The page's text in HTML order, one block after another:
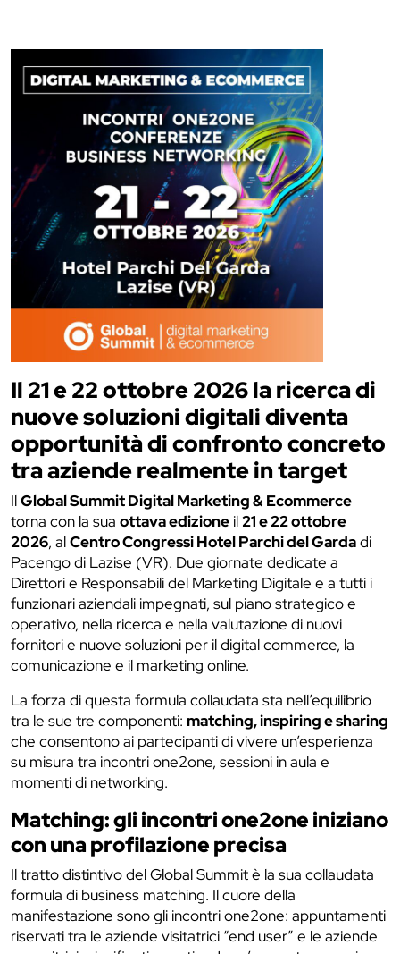
Il 21 e 22 ottobre 2026 la ricerca di
nuove soluzioni digitali diventa
opportunità di confronto concreto
tra aziende realmente in target
IlGlobal Summit Digital Marketing & Ecommerce
torna con la sua ottava edizione il21 e 22 ottobre
2026, alCentro Congressi Hotel Parchi del Gardadi
Pacengo di Lazise (VR). Due giornate dedicate a
Direttori e Responsabili del Marketing Digitale e a tutti i
funzionari aziendali impegnati, sul piano strategico e
operativo, nella ricerca e nella valutazione di nuovi
fornitori e nuove soluzioni per il digital commerce, la
comunicazione e il marketing online.
La forza di questa formula collaudata sta nell’equilibrio
tra le sue tre componenti: matching, inspiring e sharing
che consentono ai partecipanti di vivere un’esperienza
su misura tra incontri one2one, sessioni in aula e
momenti di networking.
Matching: gli incontri one2one iniziano
con una profilazione precisa
Il tratto distintivo del Global Summit è la sua collaudata
formula di business matching. Il cuore della
manifestazione sono gli incontri one2one: appuntamenti
riservati tra le aziende visitatrici “end user” e le aziende